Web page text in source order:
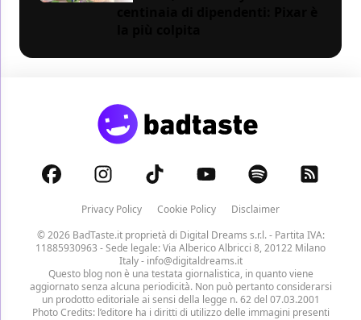
Privacy Policy Cookie Policy
Disclaimer
© 2026 BadTaste.it proprietà di Digital Dreams s.r.l.- Partita IVA:
11885930963 - Sede legale: Via Alberico Albricci 8, 20122 Milano
Italy - info@digitaldreams.it
Questo blog non è una testata giornalistica, in quanto viene
aggiornato senza alcuna periodicità. Non può pertanto considerarsi
un prodotto editoriale ai sensi della legge n. 62 del 07.03.2001
Photo Credits: l’editore ha i diritti di utilizzo delle immagini presenti